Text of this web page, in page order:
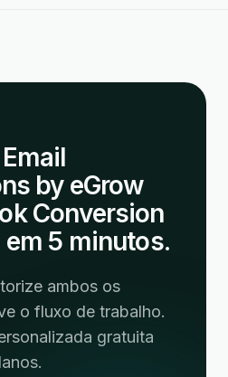
by eGrow
Conversion
em 5 minutos.
ambos os
o fluxo de trabalho.
gratuita